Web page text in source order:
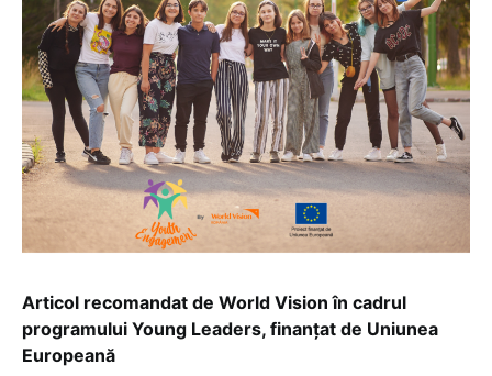
Articol recomandat de World Vision în cadrul
programului Young Leaders, finanțat de Uniunea
Europeană